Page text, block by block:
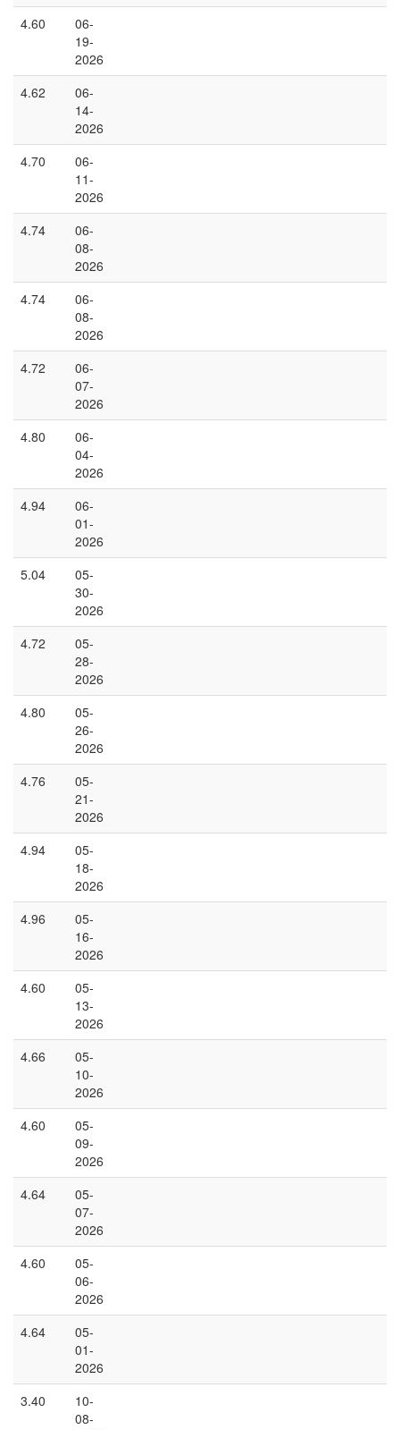
4.60
06-
19-
2026
4.62
06-
14-
2026
4.70
06-
11-
2026
4.74
06-
08-
2026
4.74
06-
08-
2026
4.72
06-
07-
2026
4.80
06-
04-
2026
4.94
06-
01-
2026
5.04
05-
30-
2026
4.72
05-
28-
2026
4.80
05-
26-
2026
4.76
05-
21-
2026
4.94
05-
18-
2026
4.96
05-
16-
2026
4.60
05-
13-
2026
4.66
05-
10-
2026
4.60
05-
09-
2026
4.64
05-
07-
2026
4.60
05-
06-
2026
4.64
05-
01-
2026
3.40
10-
08-